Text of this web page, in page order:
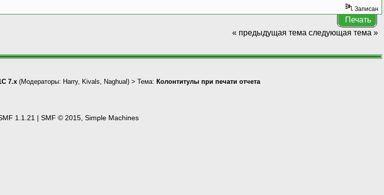
Записан
Печать
« предыдущая тема следующая тема »
7.x (Модераторы: Harry, Kivals Naghual) > Тема: Колонтитулы при печати отчета
1.1.21 | SMF © 2015, Simple Machines